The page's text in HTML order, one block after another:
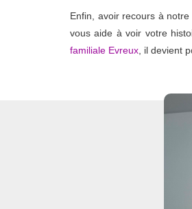
Enfin, avoir recours à notre
vous aide à voir votre
familiale Evreux , il devient